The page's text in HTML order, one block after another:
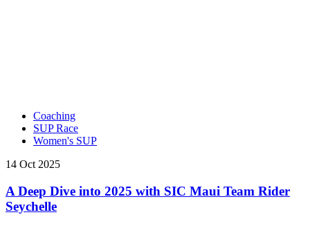
Coaching
SUP Race
Women's SUP
14 Oct 2025
A Deep Dive into 2025 with SIC Maui Team Rider
Seychelle